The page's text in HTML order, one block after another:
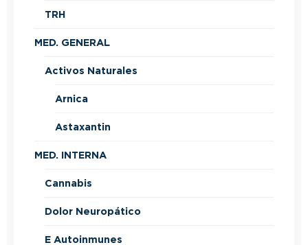
TRH
MED. GENERAL
Activos Naturales
Arnica
Astaxantin
MED. INTERNA
Cannabis
Dolor Neuropático
E Autoinmunes